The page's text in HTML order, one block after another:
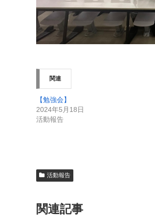
関連
【勉強会】
2024年5月18日
活動報告
活動報告
関連記事